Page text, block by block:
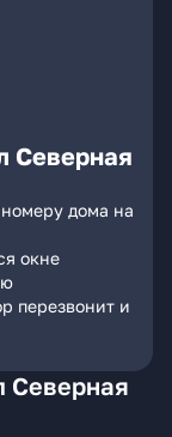
Северная
дома на
окне
перезвонит и
Северная